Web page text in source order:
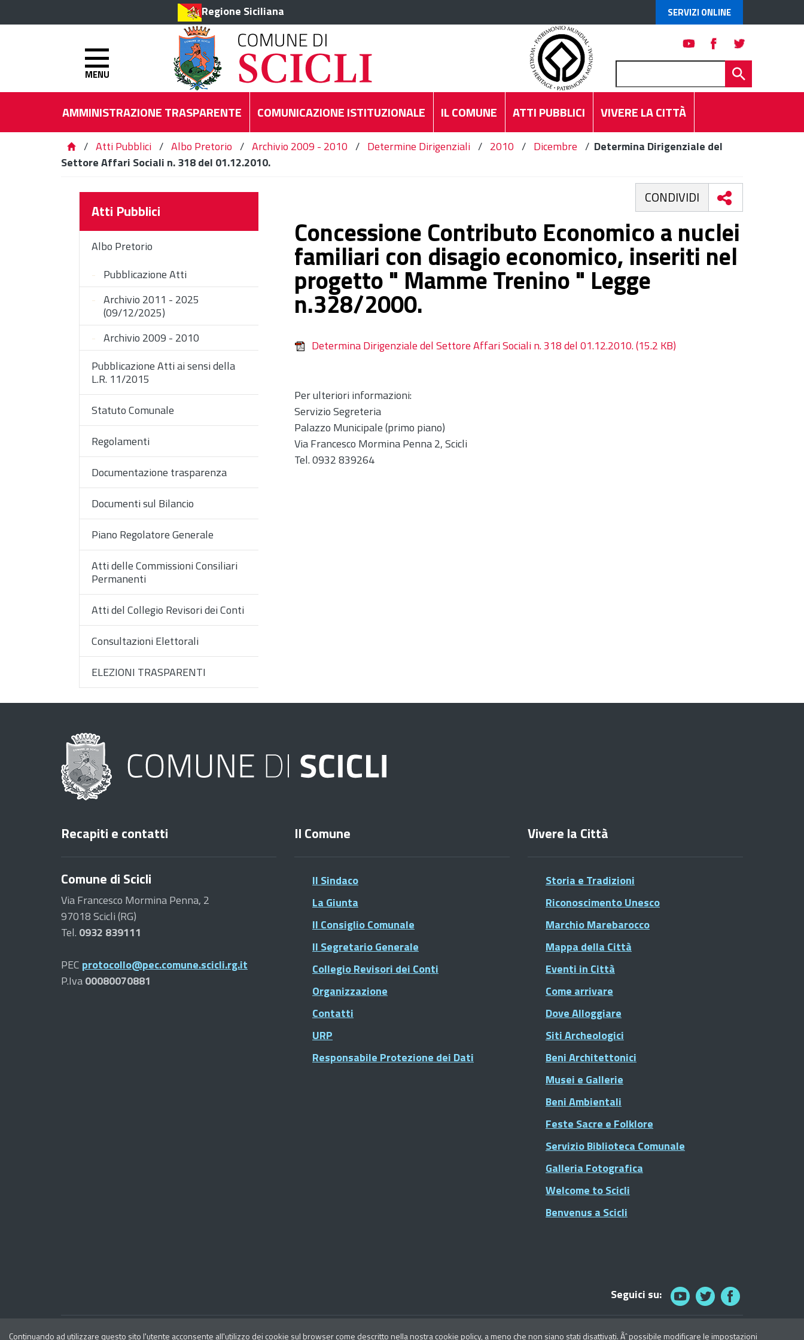
Regione Siciliana SERVIZI ONLINE
MENU
AMMINISTRAZIONE TRASPARENTE COMUNICAZIONE ISTITUZIONALE IL COMUNE ATTI PUBBLICI VIVERE LA CITTÀ
/ Atti Pubblici / Albo Pretorio / Archivio 2009 - 2010 / Determine Dirigenziali / 2010 / Dicembre / Determina Dirigenziale del
Settore Affari Sociali n. 318 del 01.12.2010.
Atti Pubblici
Albo Pretorio
Pubblicazione Atti
Archivio 2011 - 2025
(09/12/2025)
Archivio 2009 - 2010
Pubblicazione Atti ai sensi della
L.R. 11/2015
Statuto Comunale
Regolamenti
Documentazione trasparenza
Documenti sul Bilancio
Piano Regolatore Generale
Atti delle Commissioni Consiliari
Permanenti
Atti del Collegio Revisori dei Conti
Consultazioni Elettorali
ELEZIONI TRASPARENTI
CONDIVIDI
Concessione Contributo Economico a nuclei
familiari con disagio economico, inseriti nel
progetto " Mamme Trenino " Legge
n.328/2000.
Determina Dirigenziale del Settore Affari Sociali n. 318 del 01.12.2010.(15.2 KB)
Per ulteriori informazioni:
Servizio Segreteria
Palazzo Municipale (primo piano)
Via Francesco Mormina Penna 2, Scicli
Tel. 0932 839264
Recapiti e contatti
Comune di Scicli
Via Francesco Mormina Penna, 2
97018 Scicli (RG)
Tel. 0932 839111
PEC protocollo@pec.comune.scicli.rg.it
P.Iva00080070881
Il Comune
Il Sindaco
La Giunta
Il Consiglio Comunale
Il Segretario Generale
Collegio Revisori dei Conti
Organizzazione
Contatti
URP
Responsabile Protezione dei Dati
Vivere la Città
Storia e Tradizioni
Riconoscimento Unesco
Marchio Marebarocco
Mappa della Città
Eventi in Città
Come arrivare
Dove Alloggiare
Siti Archeologici
Beni Architettonici
Musei e Gallerie
Beni Ambientali
Feste Sacre e Folklore
Servizio Biblioteca Comunale
Galleria Fotografica
Welcome to Scicli
Benvenus a Scicli
Seguici su:
Privacy Note legali Aggiornato al 21/06/2018 © 2021 Comune di Scicli - Tutti i diritti riservati
Continuando ad utilizzare questo sito l'utente acconsente all'utilizzo dei cookie sul browser come descritto nella nostra cookie policy, a meno che non siano stati disattivati. Ãˆ possibile modificare le impostazioni